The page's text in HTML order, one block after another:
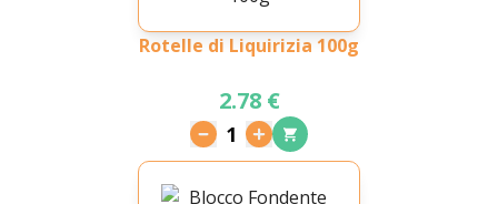
Rotelle di Liquirizia 100g
2.78 €
1